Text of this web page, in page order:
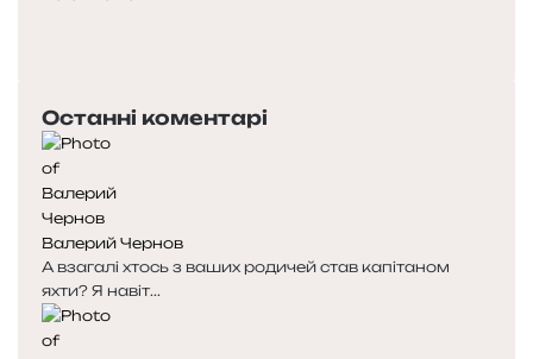
р
е
д
н
я
с
т
о
р
і
т
у
п
н
а
с
т
о
р
і
Останні коментарі
Валерий Чернов
А взагалі хтось з ваших родичей став капітаном
яхти? Я навіт...